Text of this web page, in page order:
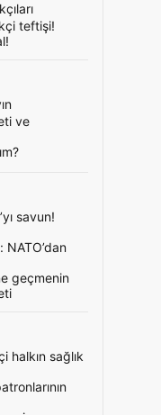
teftişi!
ve
savun!
NATO’dan
geçmenin
halkın sağlık